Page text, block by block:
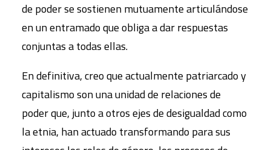
de poder se sostienen mutuamente articulándose
en un entramado que obliga a dar respuestas
conjuntas a todas ellas.
En definitiva, creo que actualmente patriarcado y
capitalismo son una unidad de relaciones de
poder que, junto a otros ejes de desigualdad como
la etnia, han actuado transformando para sus